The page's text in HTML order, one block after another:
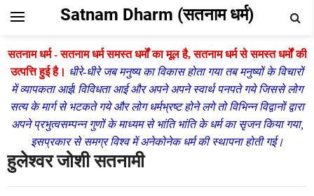
Satnam Dharm (सतनाम धर्म)
सतनाम धर्म - सतनाम धर्म समस्त धर्मों का मूल है, सतनाम धर्म से समस्त धर्मों की
उत्पत्ति हुई है। धीरे-धीरे जब मनुष्य का विकास होता गया तब मनुष्यों के विचारों
में व्यापकता आईl विविधता आई और अपने अपने स्वार्थ पनपते गये जिससे लोग
सत्य के मार्ग से भटकते गये और लोग धर्मभ्रष्ट होने लगे तो विभिन्न विद्वानों द्वारा
अपने प्रभुत्वसम्पन्न गुणों के माध्यम से भांति भांति के धर्म का सृजन किया गया,
इसप्रकार से समग्र विश्व में अनेकोनेक धर्म की स्थापना होती गई।
हुलेश्वर जोशी सतनामी